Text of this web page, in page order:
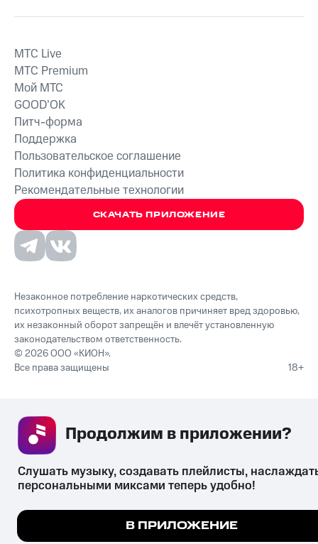
СКАЧАТЬ ПРИЛОЖЕНИЕ
MTС Live
MTС Premium
Мой МТС
GOOD’OK
Питч-форма
Поддержка
Пользовательское соглашение
Политика конфиденциальности
Рекомендательные технологии
Незаконное потребление наркотических средств,
психотропных веществ, их аналогов причиняет вред здоровью,
их незаконный оборот запрещён и влечёт установленную
законодательством ответственность.
© 2026 ООО «КИОН».
Все права защищены
18+
Мы используем куки, чтобы на сайте все работало.
Продолжим в приложении?
Слушать музыку, создавать плейлисты,
персональными миксами теперь удобно!
В ПРИЛОЖЕНИЕ